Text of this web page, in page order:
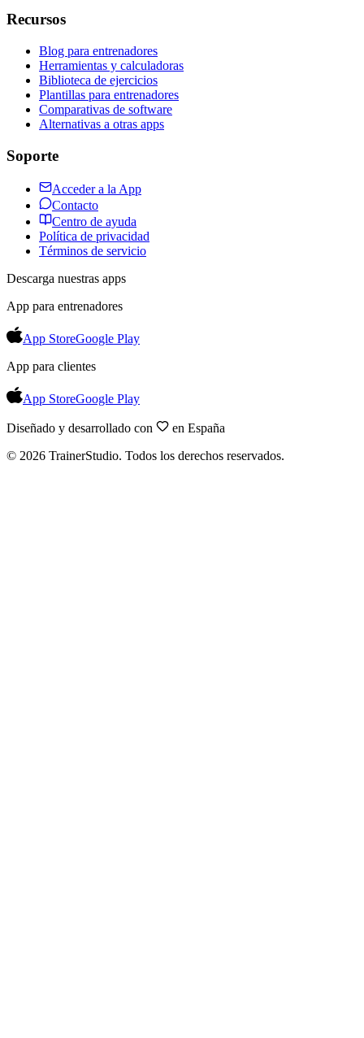
Recursos
Blog para entrenadores
Herramientas y calculadoras
Biblioteca de ejercicios
Plantillas para entrenadores
Comparativas de software
Alternativas a otras apps
Soporte
Acceder a la App
Contacto
Centro de ayuda
Política de privacidad
Términos de servicio
Descarga nuestras apps
App para entrenadores
App StoreGoogle Play
App para clientes
App StoreGoogle Play
Diseñado y desarrollado con
en España
© 2026 TrainerStudio. Todos los derechos reservados.